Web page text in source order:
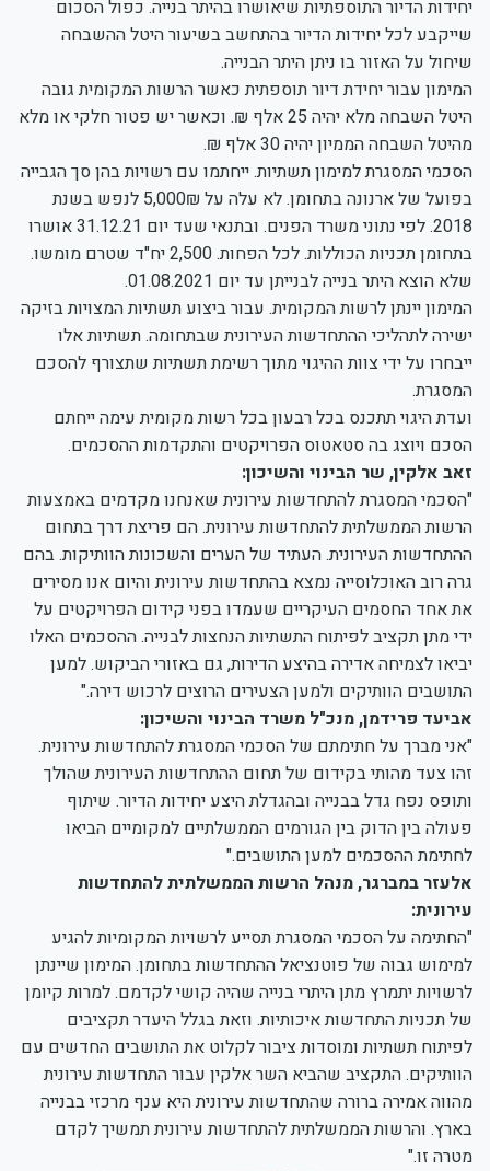
יחידות הדיור התוספתיות שיאושרו בהיתר בנייה. כפול הסכום
שייקבע לכל יחידות הדיור בהתחשב בשיעור היטל ההשבחה
שיחול על האזור בו ניתן היתר הבנייה.
המימון עבור יחידת דיור תוספתית כאשר הרשות המקומית גובה
היטל השבחה מלא יהיה 25 אלף ₪. וכאשר יש פטור חלקי או מלא
מהיטל השבחה הממיון יהיה 30 אלף ₪.
הסכמי המסגרת למימון תשתיות. ייחתמו עם רשויות בהן סך הגבייה
בפועל של ארנונה בתחומן. לא עלה על 5,000₪ לנפש בשנת
2018. לפי נתוני משרד הפנים. ובתנאי שעד יום 31.12.21 אושרו
בתחומן תכניות הכוללות. לכל הפחות. 2,500 יח"ד שטרם מומשו.
שלא הוצא היתר בנייה לבנייתן עד יום 01.08.2021.
המימון יינתן לרשות המקומית. עבור ביצוע תשתיות המצויות בזיקה
ישירה לתהליכי ההתחדשות העירונית שבתחומה. תשתיות אלו
ייבחרו על ידי צוות ההיגוי מתוך רשימת תשתיות שתצורף להסכם
המסגרת.
ועדת היגוי תתכנס בכל רבעון בכל רשות מקומית עימה ייחתם
הסכם ויוצג בה סטאטוס הפרויקטים והתקדמות ההסכמים.
זאב אלקין, שר הבינוי והשיכון:
"הסכמי המסגרת להתחדשות עירונית שאנחנו מקדמים באמצעות
הרשות הממשלתית להתחדשות עירונית. הם פריצת דרך בתחום
ההתחדשות העירונית. העתיד של הערים והשכונות הוותיקות. בהם
גרה רוב האוכלוסייה נמצא בהתחדשות עירונית והיום אנו מסירים
את אחד החסמים העיקריים שעמדו בפני קידום הפרויקטים על
ידי מתן תקציב לפיתוח התשתיות הנחצות לבנייה. ההסכמים האלו
יביאו לצמיחה אדירה בהיצע הדירות, גם באזורי הביקוש. למען
התושבים הוותיקים ולמען הצעירים הרוצים לרכוש דירה."
אביעד פרידמן, מנכ"ל משרד הבינוי והשיכון:
"אני מברך על חתימתם של הסכמי המסגרת להתחדשות עירונית.
זהו צעד מהותי בקידום של תחום ההתחדשות העירונית שהולך
ותופס נפח גדל בבנייה ובהגדלת היצע יחידות הדיור. שיתוף
פעולה בין הדוק בין הגורמים הממשלתיים למקומיים הביאו
לחתימת ההסכמים למען התושבים."
אלעזר במברגר, מנהל הרשות הממשלתית להתחדשות
עירונית:
"החתימה על הסכמי המסגרת תסייע לרשויות המקומיות להגיע
למימוש גבוה של פוטנציאל ההתחדשות בתחומן. המימון שיינתן
לרשויות יתמרץ מתן היתרי בנייה שהיה קושי לקדמם. למרות קיומן
של תכניות התחדשות איכותיות. וזאת בגלל היעדר תקציבים
לפיתוח תשתיות ומוסדות ציבור לקלוט את התושבים החדשים עם
הוותיקים. התקציב שהביא השר אלקין עבור התחדשות עירונית
מהווה אמירה ברורה שהתחדשות עירונית היא ענף מרכזי בבנייה
בארץ. והרשות הממשלתית להתחדשות עירונית תמשיך לקדם
מטרה זו."